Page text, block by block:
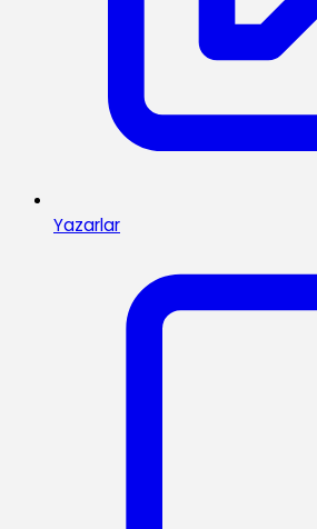
Yazarlar